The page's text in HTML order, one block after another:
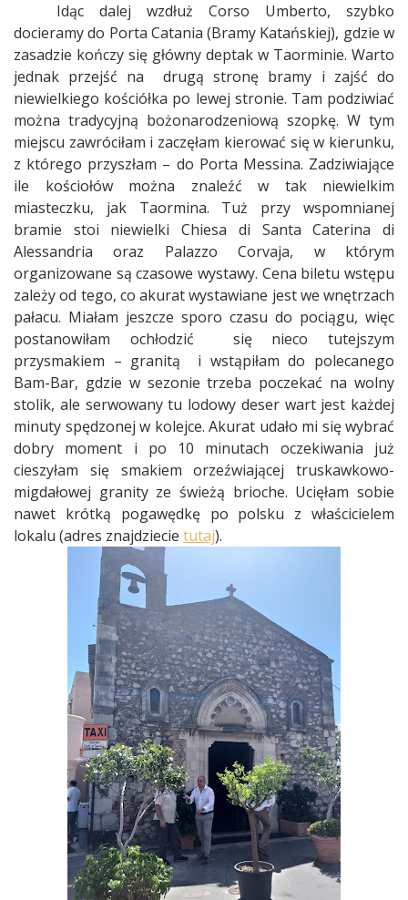
Idąc dalej wzdłuż Corso Umberto, szybko
docieramy do Porta Catania (Bramy Katańskiej), gdzie w
zasadzie kończy się główny deptak w Taorminie. Warto
jednak przejść na
drugą stronę bramy i zajść do
niewielkiego kościółka po lewej stronie. Tam podziwiać
można tradycyjną bożonarodzeniową szopkę. W tym
miejscu zawróciłam i zaczęłam kierować się w kierunku,
z którego przyszłam – do Porta Messina. Zadziwiające
ile kościołów można znaleźć w tak niewielkim
miasteczku, jak Taormina. Tuż przy wspomnianej
bramie stoi niewielki Chiesa di Santa Caterina di
Alessandria oraz Palazzo Corvaja, w którym
organizowane są czasowe wystawy. Cena biletu wstępu
zależy od tego, co akurat wystawiane jest we wnętrzach
pałacu. Miałam jeszcze sporo czasu do pociągu, więc
postanowiłam ochłodzić
się nieco tutejszym
przysmakiem – granitą
i wstąpiłam do polecanego
Bam-Bar, gdzie w sezonie trzeba poczekać na wolny
stolik, ale serwowany tu lodowy deser wart jest każdej
minuty spędzonej w kolejce. Akurat udało mi się wybrać
dobry moment i po 10 minutach oczekiwania już
cieszyłam się smakiem orzeźwiającej truskawkowo-
migdałowej granity ze świeżą brioche. Ucięłam sobie
nawet krótką pogawędkę po polsku z właścicielem
lokalu (adres znajdziecie tutaj).